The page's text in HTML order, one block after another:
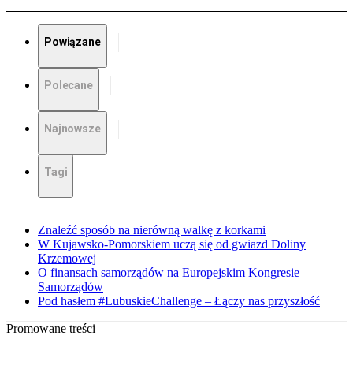
Powiązane
Polecane
Najnowsze
Tagi
Znaleźć sposób na nierówną walkę z korkami
W Kujawsko-Pomorskiem uczą się od gwiazd Doliny
Krzemowej
O finansach samorządów na Europejskim Kongresie
Samorządów
Pod hasłem #LubuskieChallenge – Łączy nas przyszłość
Promowane treści